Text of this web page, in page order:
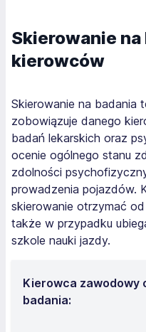
Skierowanie
kierowców
Skierowanie na badania
zobowiązuje danego
badań lekarskich oraz
ocenie ogólnego stanu
zdolności
prowadzenia pojazdów.
skierowanie otrzymać
także w przypadku
szkole nauki jazdy.
Kierowca zawodowy
badania: